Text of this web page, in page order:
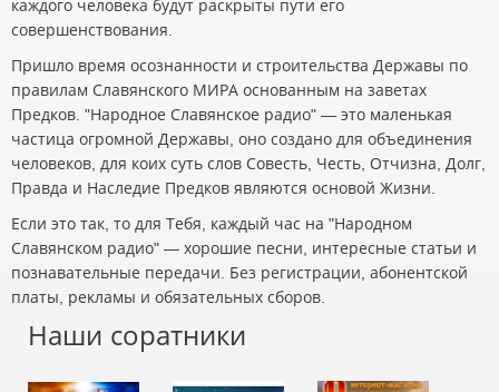
каждого человека будут раскрыты пути его
совершенствования.
Пришло время осознанности и строительства Державы по
правилам Славянского МИРА основанным на заветах
Предков. "Народное Славянское радио" — это маленькая
частица огромной Державы, оно создано для объединения
человеков, для коих суть слов Совесть, Честь, Отчизна, Долг,
Правда и Наследие Предков являются основой Жизни.
Если это так, то для Тебя, каждый час на "Народном
Славянском радио" — хорошие песни, интересные статьи и
познавательные передачи. Без регистрации, абонентской
платы, рекламы и обязательных сборов.
Наши соратники